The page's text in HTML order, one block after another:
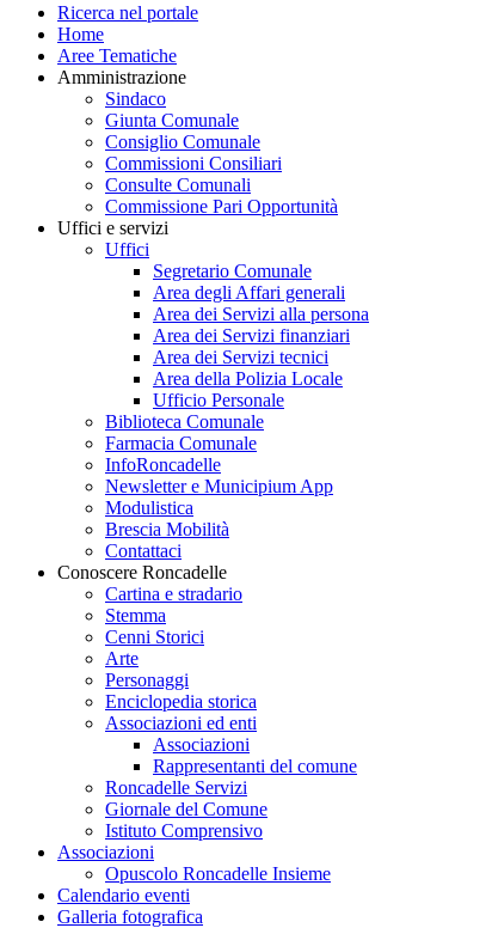
Ricerca nel portale
Home
Aree Tematiche
Amministrazione
Sindaco
Giunta Comunale
Consiglio Comunale
Commissioni Consiliari
Consulte Comunali
Commissione Pari Opportunità
Uffici e servizi
Uffici
Segretario Comunale
Area degli Affari generali
Area dei Servizi alla persona
Area dei Servizi finanziari
Area dei Servizi tecnici
Area della Polizia Locale
Ufficio Personale
Biblioteca Comunale
Farmacia Comunale
InfoRoncadelle
Newsletter e Municipium App
Modulistica
Brescia Mobilità
Contattaci
Conoscere Roncadelle
Cartina e stradario
Stemma
Cenni Storici
Arte
Personaggi
Enciclopedia storica
Associazioni ed enti
Associazioni
Rappresentanti del comune
Roncadelle Servizi
Giornale del Comune
Istituto Comprensivo
Associazioni
Opuscolo Roncadelle Insieme
Calendario eventi
Galleria fotografica